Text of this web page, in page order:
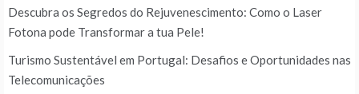
Descubra os Segredos do Rejuvenescimento: Como o Laser
Fotona pode Transformar a tua Pele!
Turismo Sustentável em Portugal: Desafios e Oportunidades nas
Telecomunicações